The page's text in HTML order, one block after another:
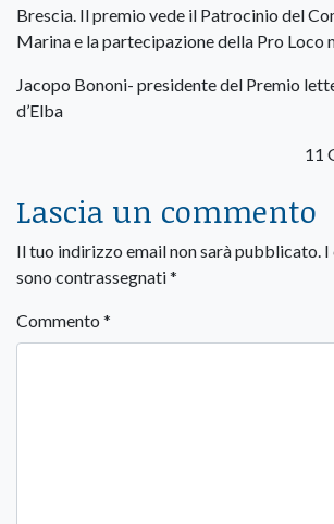
Jacopo Bononi- presidente del Premio
d’Elba
11
Lascia un commento
Il tuo indirizzo email non sarà pubblicato. I
sono contrassegnati*
Commento *